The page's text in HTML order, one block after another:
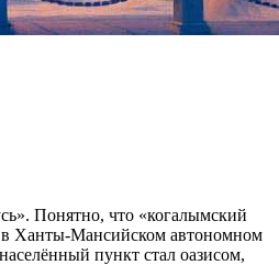
Понятно, что «когалымский
в Ханты-Мансийском автономном
пункт стал оазисом,